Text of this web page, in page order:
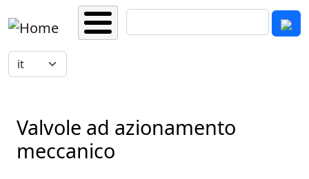
Salta al contenuto principale
Cerca
Select your language
Valvole ad azionamento
meccanico